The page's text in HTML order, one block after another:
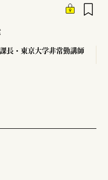
長・東京大学非常勤講師